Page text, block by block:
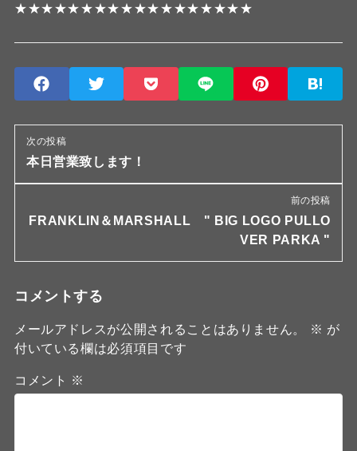
★★★★★★★★★★★★★★★★★★
次の投稿
本日営業致します！
前の投稿
FRANKLIN＆MARSHALL " BIG LOGO PULLO
VER PARKA "
コメントする
メールアドレスが公開されることはありません。 ※ が
付いている欄は必須項目です
コメント ※